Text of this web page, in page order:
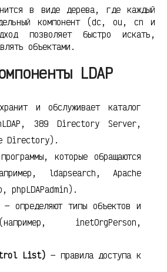
в виде дерева, где каждый
компонент (dc, ou, cn и
позволяет быстро искать,
объектами.
LDAP
и обслуживает каталог
389 Directory Server,
Directory).
которые обращаются
ldapsearch, Apache
— определяют типы объектов и
inetOrgPerson,
List) — правила доступа к